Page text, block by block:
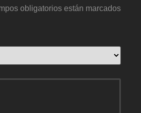
obligatorios están marcados